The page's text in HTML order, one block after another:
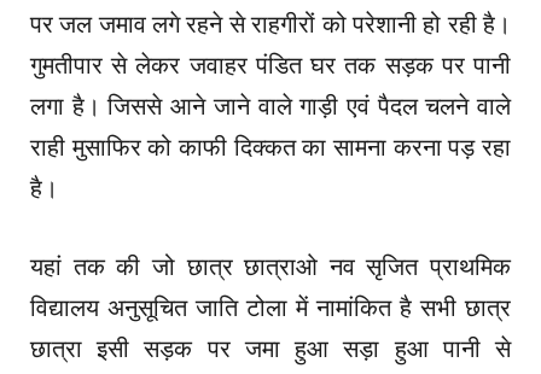
पर जल जमाव लगे रहने से राहगीरों को परेशानी हो रही है।
गुमतीपार से लेकर जवाहर पंडित घर तक सड़क पर पानी
लगा है। जिससे आने जाने वाले गाड़ी एवं पैदल चलने वाले
राही मुसाफिर को काफी दिक्कत का सामना करना पड़ रहा
है।
यहां तक की जो छात्र छात्राओ नव सृजित प्राथमिक
विद्यालय अनुसूचित जाति टोला में नामांकित है सभी छात्र
छात्रा इसी सड़क पर जमा हुआ सड़ा हुआ पानी से